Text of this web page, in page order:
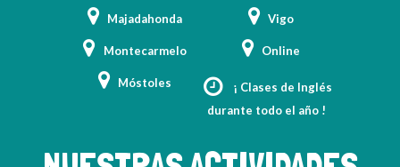
Majadahonda
Montecarmelo
Móstoles
Vigo
Online
¡ Clases de Inglés
durante todo el año !